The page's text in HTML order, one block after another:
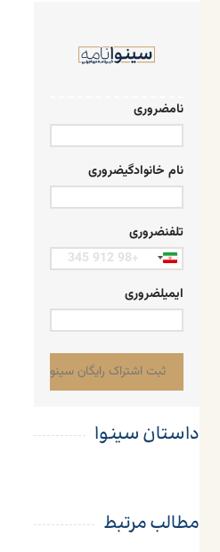
نامضروری
نام خانوادگیضروری
تلفنضروری
Iran
ایمیلضروری
داستان سینوا
مطالب مرتبط